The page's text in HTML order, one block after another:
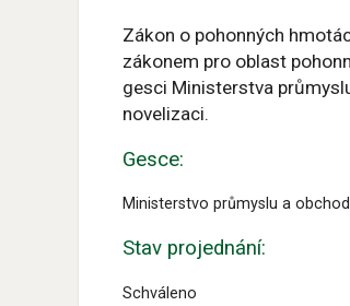
Zákon o pohonných
zákonem pro oblast
gesci Ministerstva
novelizaci.
Gesce:
Ministerstvo průmyslu a
Stav projednání:
Schváleno